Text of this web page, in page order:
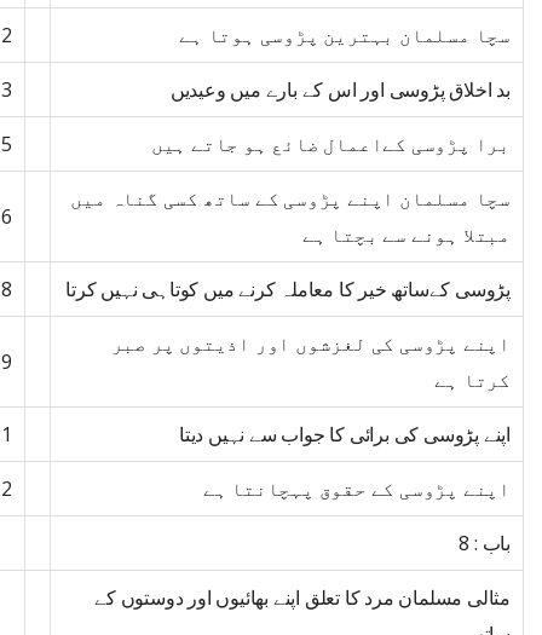
سچا مسلمان بہترین پڑوسی ہوتا ہے
بد اخلاق پڑوسی اور اس کے بارے میں وعیدیں
برا پڑوسی کےاعمال ضائع ہو جاتے ہیں
سچا مسلمان اپنے پڑوسی کے ساتھ کسی گناہ میں
مبتلا ہونے سے بچتا ہے
پڑوسی کےساتھ خیر کا معاملہ کرنے میں کوتاہی نہیں کرتا
اپنے پڑوسی کی لغزشوں اور اذیتوں پر صبر
کرتا ہے
اپنے پڑوسی کی برائی کا جواب سے نہیں دیتا
اپنے پڑوسی کے حقوق پہچانتا ہے
باب : 8
مثالی مسلمان مرد کا تعلق اپنے بھائیوں اور دوستوں کے